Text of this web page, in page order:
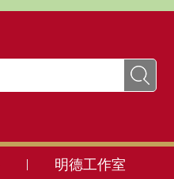
明德工作室